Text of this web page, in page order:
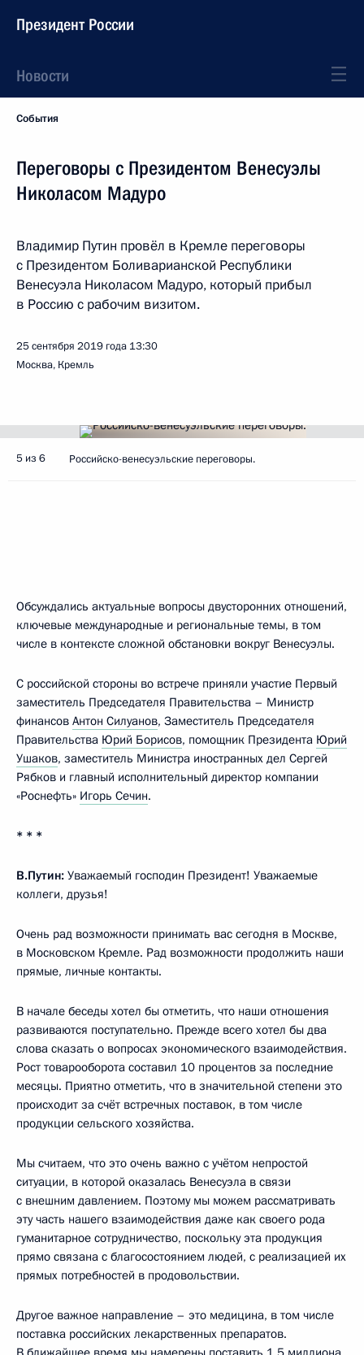
Президент России
Новости
События
Переговоры с Президентом Венесуэлы
Николасом Мадуро
Владимир Путин провёл в Кремле переговоры
с Президентом Боливарианской Республики
Венесуэла Николасом Мадуро, который прибыл
в Россию с рабочим визитом.
25 сентября 2019 года 13:30
Москва, Кремль
5 из 6 Российско-венесуэльские переговоры.
Обсуждались актуальные вопросы двусторонних отношений,
ключевые международные и региональные темы, в том
числе в контексте сложной обстановки вокруг Венесуэлы.
С российской стороны во встрече приняли участие Первый
заместитель Председателя Правительства – Министр
финансов Антон Силуанов, Заместитель Председателя
Правительства Юрий Борисов, помощник Президента Юрий
Ушаков, заместитель Министра иностранных дел Сергей
Рябков и главный исполнительный директор компании
«Роснефть» Игорь Сечин.
* * *
В.Путин: Уважаемый господин Президент! Уважаемые
коллеги, друзья!
Очень рад возможности принимать вас сегодня в Москве,
в Московском Кремле. Рад возможности продолжить наши
прямые, личные контакты.
В начале беседы хотел бы отметить, что наши отношения
развиваются поступательно. Прежде всего хотел бы два
слова сказать о вопросах экономического взаимодействия.
Рост товарооборота составил 10 процентов за последние
месяцы. Приятно отметить, что в значительной степени это
происходит за счёт встречных поставок, в том числе
продукции сельского хозяйства.
Мы считаем, что это очень важно с учётом непростой
ситуации, в которой оказалась Венесуэла в связи
с внешним давлением. Поэтому мы можем рассматривать
эту часть нашего взаимодействия даже как своего рода
гуманитарное сотрудничество, поскольку эта продукция
прямо связана с благосостоянием людей, с реализацией их
прямых потребностей в продовольствии.
Другое важное направление – это медицина, в том числе
поставка российских лекарственных препаратов.